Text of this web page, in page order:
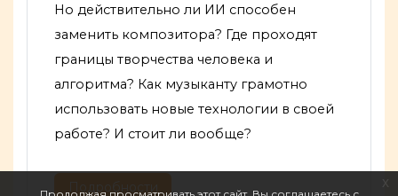
x
Но действительно ли ИИ способен
заменить композитора? Где проходят
границы творчества человека и
алгоритма? Как музыканту грамотно
использовать новые технологии в своей
работе? И стоит ли вообще?